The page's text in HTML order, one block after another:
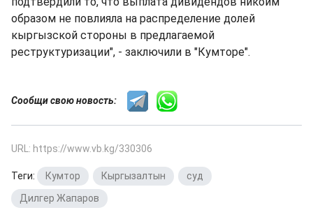
образом не повлияла на распределение долей
кыргызской стороны в предлагаемой
реструктуризации", - заключили в "Кумторе".
Сообщи свою новость:
URL: https://www.vb.kg/330306
Теги: Кумтор Кыргызалтын суд
Дилгер Жапаров